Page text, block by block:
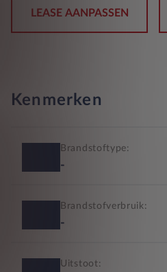
LEASE AANPASSEN
Kenmerken
Brandstoftype:
-
Brandstofverbruik:
-
Uitstoot: